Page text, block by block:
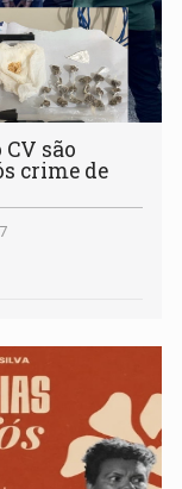
CV são
crime de